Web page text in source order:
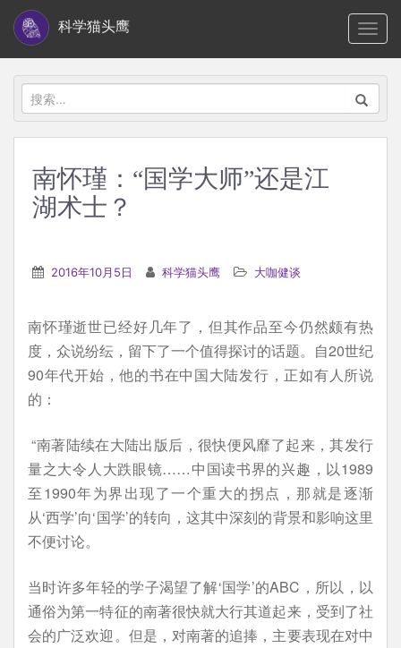
i
科学猫头鹰
搜
索：
南怀瑾：“国学大师”还是江
湖术士？
2016年10月5日 科学猫头鹰 大咖健谈
南怀瑾逝世已经好几年了，但其作品至今仍然颇有热
度，众说纷纭，留下了一个值得探讨的话题。自20世纪
90年代开始，他的书在中国大陆发行，正如有人所说
的：
“南著陆续在大陆出版后，很快便风靡了起来，其发行
量之大令人大跌眼镜……中国读书界的兴趣，以1989
至1990年为界出现了一个重大的拐点，那就是逐渐
从‘西学’向‘国学’的转向，这其中深刻的背景和影响这里
不便讨论。
当时许多年轻的学子渴望了解‘国学’的ABC，所以，以
通俗为第一特征的南著很快就大行其道起来，受到了社
会的广泛欢迎。但是，对南著的追捧，主要表现在对中